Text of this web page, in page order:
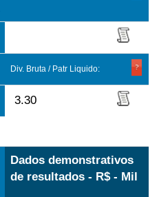
Div. Bruta / Patr Liquido:
3.30
Dados demonstrativos
de resultados - R$ - Mil